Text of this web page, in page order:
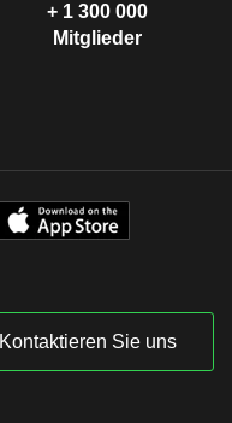
+ 1 300 000
Mitglieder
Kontaktieren Sie uns